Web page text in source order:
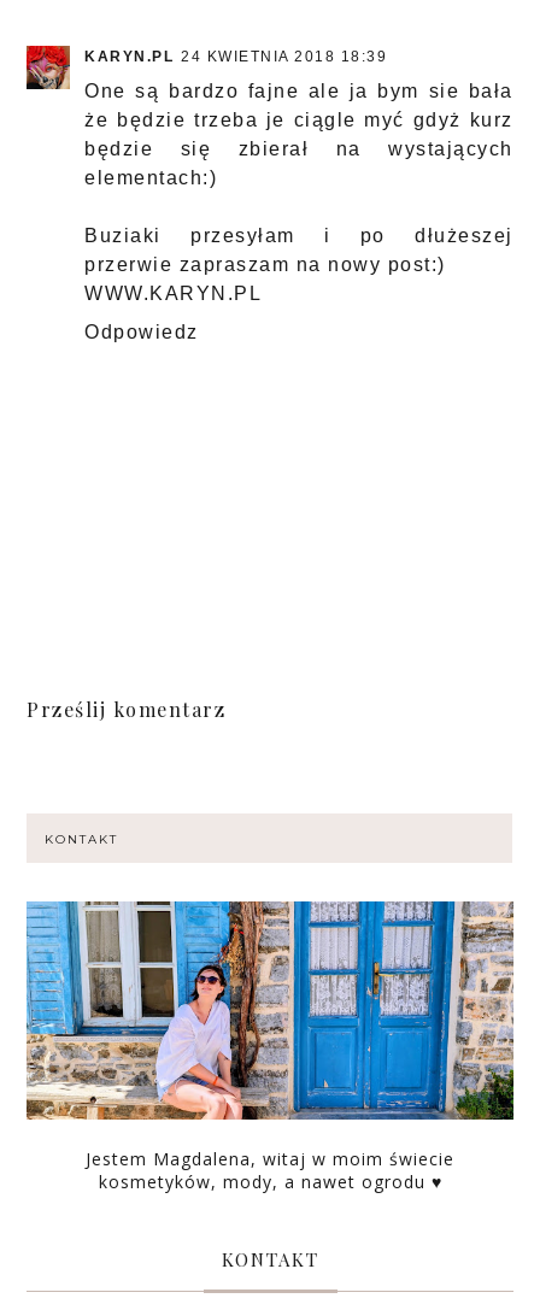
KARYN.PL 24 KWIETNIA 2018 18:39
One są bardzo fajne ale ja bym sie bała
że będzie trzeba je ciągle myć gdyż kurz
będzie się zbierał na wystających
elementach:)
Buziaki przesyłam i po dłużeszej
przerwie zapraszam na nowy post:)
WWW.KARYN.PL
Odpowiedz
Prześlij komentarz
KONTAKT
Jestem Magdalena, witaj w moim świecie
kosmetyków, mody, a nawet ogrodu ♥
KONTAKT